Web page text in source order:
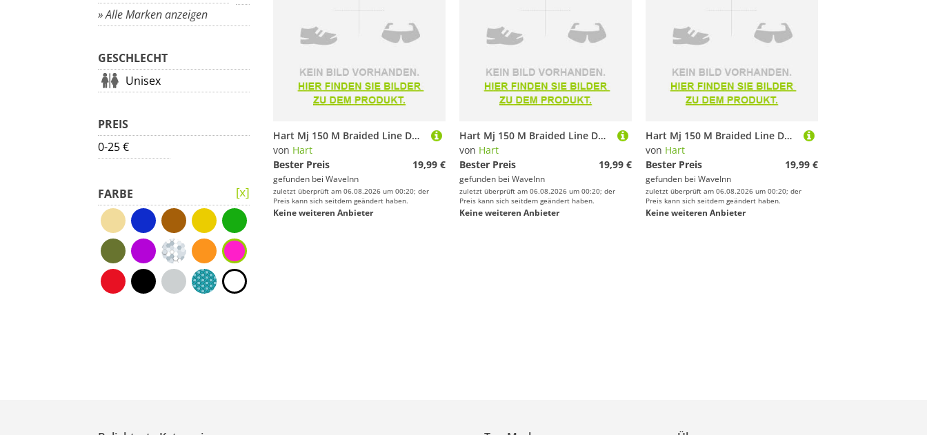
» Alle Marken anzeigen
GESCHLECHT
Unisex
PREIS
0-25 €
FARBE
Hart Mj 150 M Braided Line Durchsichtig 0.100 mm
von Hart
Bester Preis
19,99 €
gefunden bei WaveInn
zuletzt überprüft am 06.08.2026 um 00:20; der
Preis kann sich seitdem geändert haben.
Keine weiteren Anbieter
Hart Mj 150 M Braided Line Durchsichtig 0.080 mm
von Hart
Bester Preis
19,99 €
gefunden bei WaveInn
zuletzt überprüft am 06.08.2026 um 00:20; der
Preis kann sich seitdem geändert haben.
Keine weiteren Anbieter
Hart Mj 150 M Braided Line Durchsichtig 0.060 mm
von Hart
Bester Preis
19,99 €
gefunden bei WaveInn
zuletzt überprüft am 06.08.2026 um 00:20; der
Preis kann sich seitdem geändert haben.
Keine weiteren Anbieter